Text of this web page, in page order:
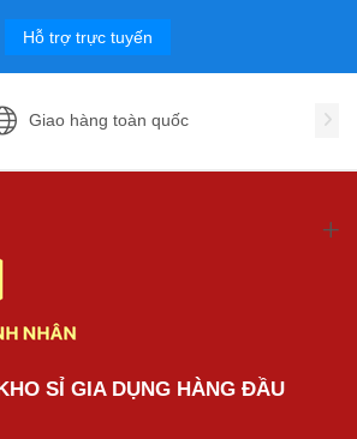
Hỗ trợ trực tuyến
Giao hàng toàn quốc
SỈ GIA DỤNG HÀNG ĐẦU